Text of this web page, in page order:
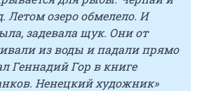
Летом озеро обмелело. И
задевала щук. Они от
из воды и падали прямо
Геннадий Гор в книге
Ненецкий художник»